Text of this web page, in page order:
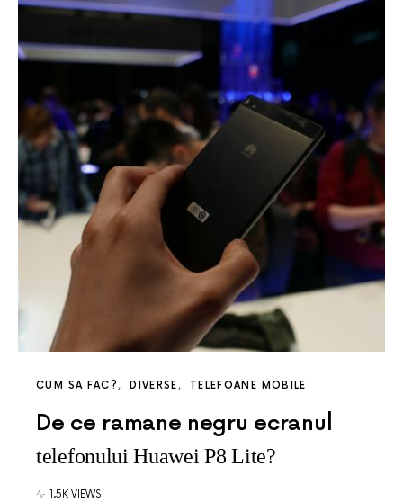
CUM SA FAC? DIVERSE TELEFOANE MOBILE
De ce ramane negru ecranul
telefonului Huawei P8 Lite?
1.5K VIEWS